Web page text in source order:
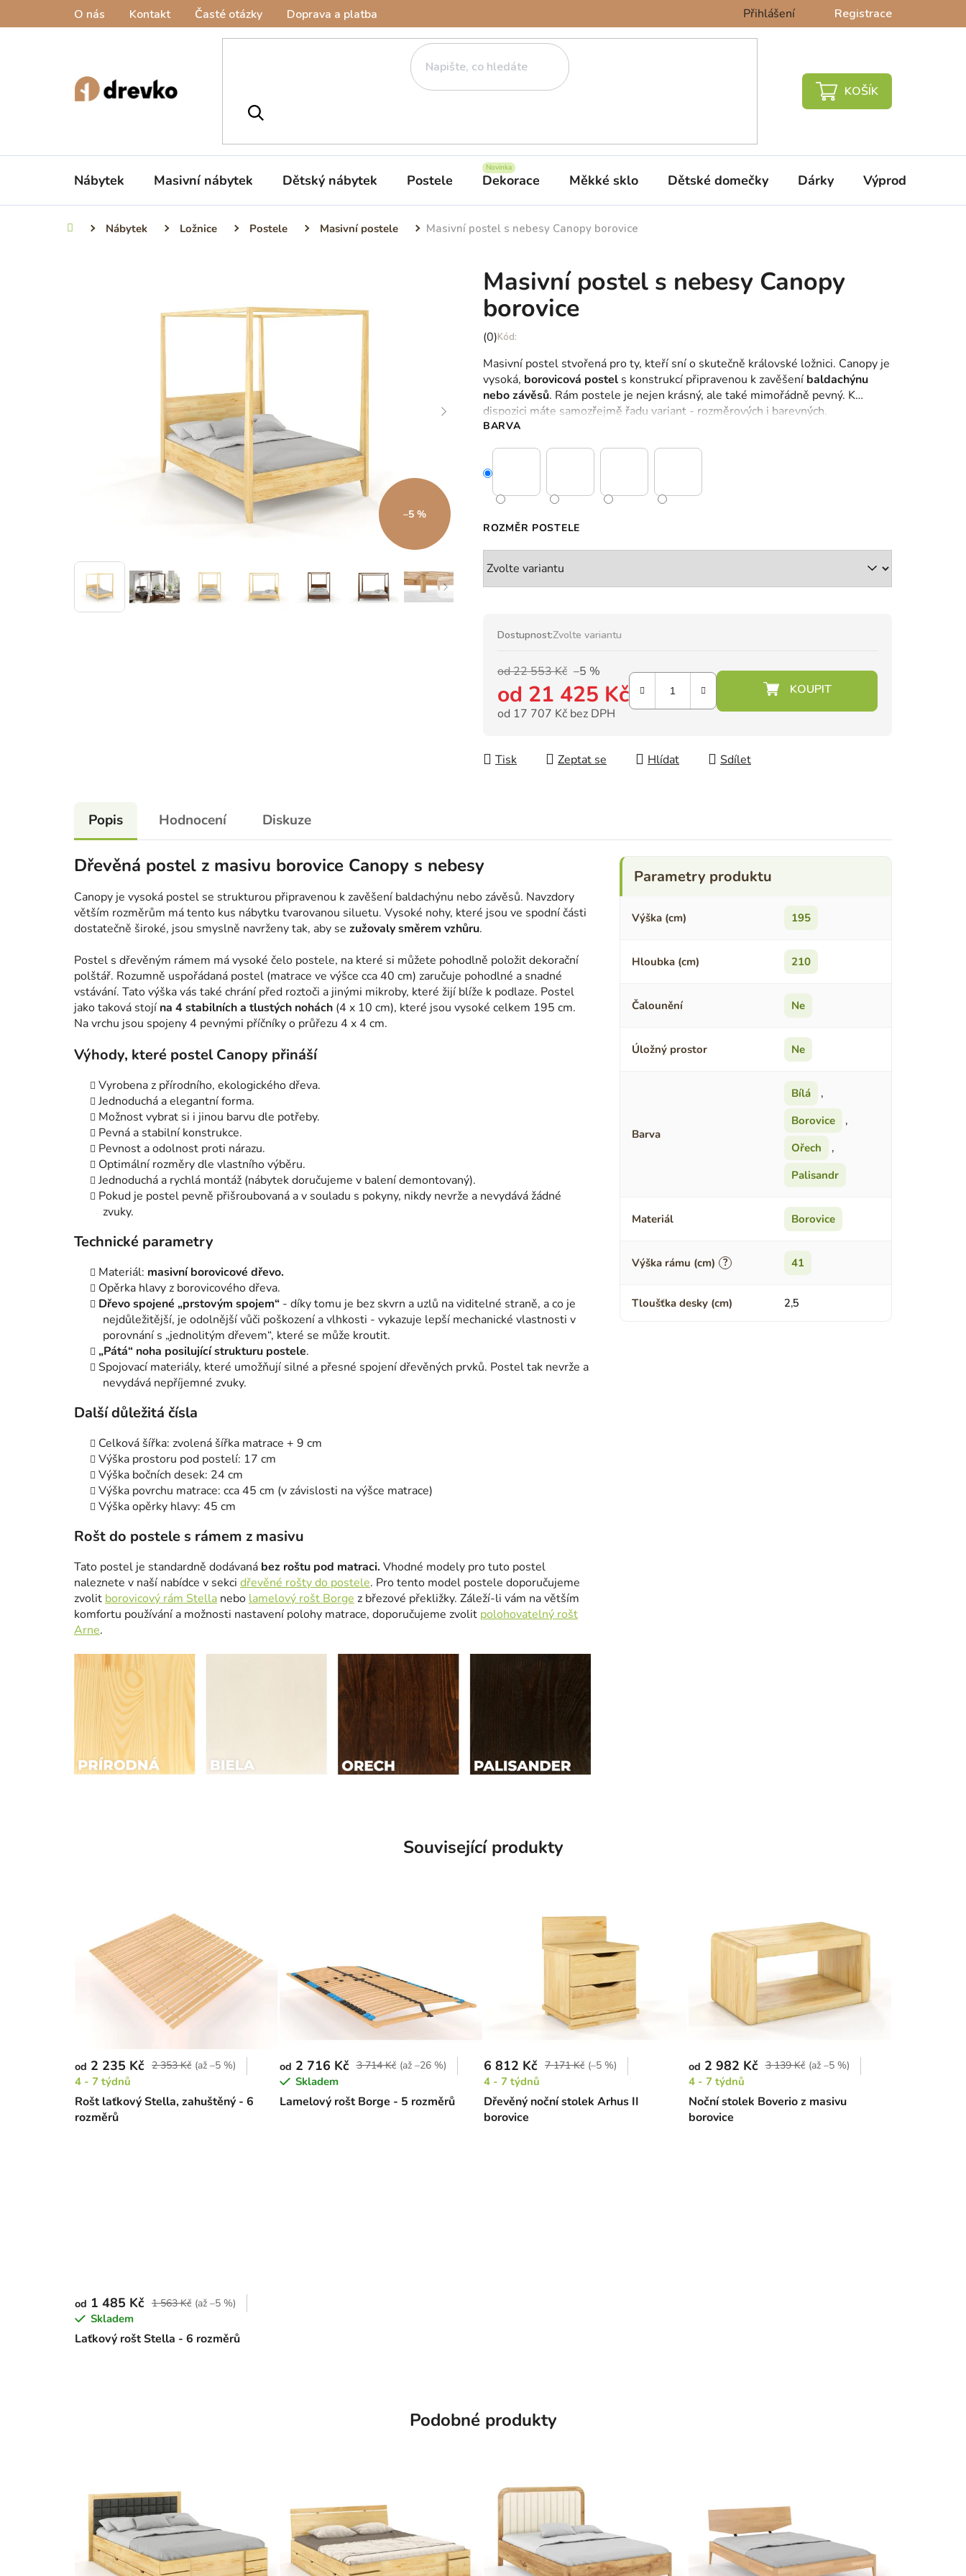
O nás Kontakt Časté otázky Doprava a platba Přihlášení Registrace
NÁKUPNÍ
Nábytek Masivní nábytek Dětský nábytek Postele Dekorace Měkké sklo Dětské domečky Dárky Výprodej %
Domů Nábytek Ložnice Postele Masivní postele Masivní postel s nebesy Canopy borovice
Masivní postel s nebesy Canopy
borovice
Průměrné
produktu
je
0,0
z
5
hvězdiček.
(0)
Masivní postel stvořená pro ty, kteří sní o skutečně královské ložnici. Canopy je
vysoká, borovicová postel s konstrukcí připravenou k zavěšení baldachýnu
nebo závěsů. Rám postele je nejen krásný, ale také mimořádně pevný. K
dispozici máte samozřejmě řadu variant - rozměrových i barevných.
BARVA
ROZMĚR POSTELE
Dostupnost:Zvolte variantu
od 22 553 Kč –5 %
od 21 425 Kč
od 17 707 Kč bez DPH
Tisk
Zeptat se Hlídat Sdílet
–5 %
Popis Hodnocení Diskuze
Dřevěná postel z masivu borovice Canopy s nebesy
Canopy je vysoká postel se strukturou připravenou k zavěšení baldachýnu nebo závěsů. Navzdory
větším rozměrům má tento kus nábytku tvarovanou siluetu. Vysoké nohy, které jsou ve spodní části
dostatečně široké, jsou smyslně navrženy tak, aby se zužovaly směrem vzhůru.
Postel s dřevěným rámem má vysoké čelo postele, na které si můžete pohodlně položit dekorační
polštář. Rozumně uspořádaná postel (matrace ve výšce cca 40 cm) zaručuje pohodlné a snadné
vstávání. Tato výška vás také chrání před roztoči a jinými mikroby, které žijí blíže k podlaze. Postel
jako taková stojí na 4 stabilních a tlustých nohách (4 x 10 cm), které jsou vysoké celkem 195 cm.
Na vrchu jsou spojeny 4 pevnými příčníky o průřezu 4 x 4 cm.
Výhody, které postel Canopy přináší
Vyrobena z přírodního, ekologického dřeva.
Jednoduchá a elegantní forma.
Možnost vybrat si i jinou barvu dle potřeby.
Pevná a stabilní konstrukce.
Pevnost a odolnost proti nárazu.
Optimální rozměry dle vlastního výběru.
Jednoduchá a rychlá montáž (nábytek doručujeme v balení demontovaný).
Pokud je postel pevně přišroubovaná a v souladu s pokyny, nikdy nevrže a nevydává žádné
zvuky.
Technické parametry
Materiál: masivní borovicové dřevo.
Opěrka hlavy z borovicového dřeva.
Dřevo spojené „prstovým spojem“ - díky tomu je bez skvrn a uzlů na viditelné straně, a co je
nejdůležitější, je odolnější vůči poškození a vlhkosti - vykazuje lepší mechanické vlastnosti v
porovnání s „jednolitým dřevem“, které se může kroutit.
„Pátá“ noha posilující strukturu postele.
Spojovací materiály, které umožňují silné a přesné spojení dřevěných prvků. Postel tak nevrže a
nevydává nepříjemné zvuky.
Další důležitá čísla
Celková šířka: zvolená šířka matrace + 9 cm
Výška prostoru pod postelí: 17 cm
Výška bočních desek: 24 cm
Výška povrchu matrace: cca 45 cm (v závislosti na výšce matrace)
Výška opěrky hlavy: 45 cm
Rošt do postele s rámem z masivu
Tato postel je standardně dodávaná bez roštu pod matraci. Vhodné modely pro tuto postel
naleznete v naší nabídce v sekci dřevěné rošty do postele. Pro tento model postele doporučujeme
zvolit borovicový rám Stella nebo lamelový rošt Borge z březové překližky. Záleží-li vám na větším
komfortu používání a možnosti nastavení polohy matrace, doporučujeme zvolit polohovatelný rošt
Arne.
Výška (cm) 195
Hloubka (cm) 210
Čalounění Ne
Úložný prostor Ne
Barva
Bílá
,
Borovice
,
Ořech
,
Palisandr
Materiál Borovice
?
Výška rámu (cm) 41
Tloušťka desky (cm) 2,5
Související produkty
Rošt laťkový Stella, zahuštěný - 6
rozměrů
od 2 235 Kč 2 353 Kč (až –5 %)
4 - 7 týdnů
Lamelový rošt Borge - 5 rozměrů
od 2 716 Kč 3 714 Kč (až –26 %)
Skladem
Dřevěný noční stolek Arhus II
borovice
6 812 Kč 7 171 Kč (–5 %)
4 - 7 týdnů
Noční stolek Boverio z masivu
borovice
od 2 982 Kč 3 139 Kč (až –5 %)
4 - 7 týdnů
Laťkový rošt Stella - 6 rozměrů
od 1 485 Kč 1 563 Kč (až –5 %)
Skladem
Podobné produkty